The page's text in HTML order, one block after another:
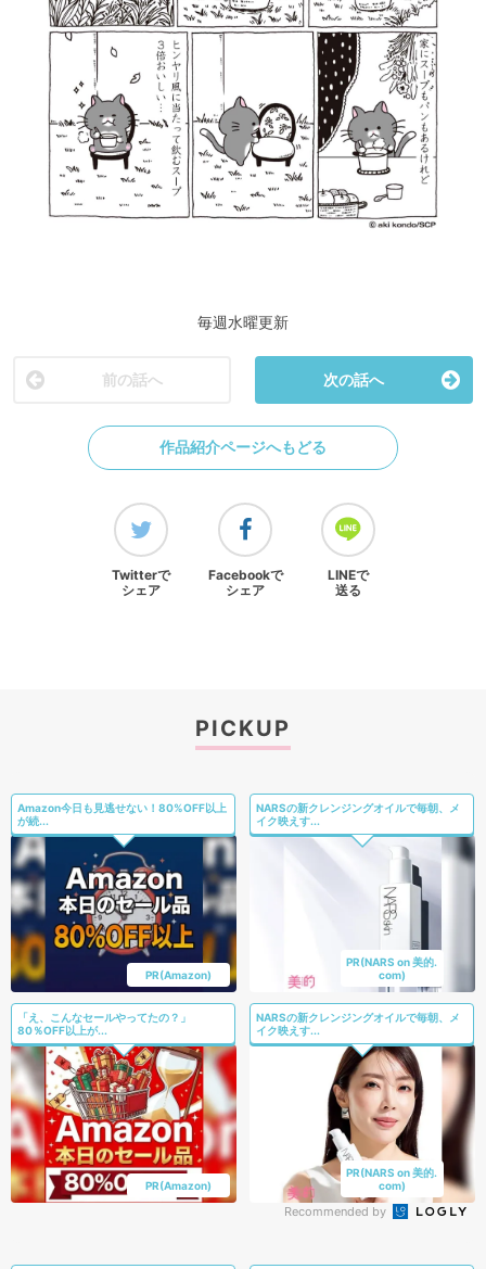
毎週水曜更新
前の話へ 次の話へ
作品紹介ページへもどる
Twitterで
シェア
Facebookで
シェア
LINEで
送る
PICKUP
Amazon今日も見逃せない！80%OFF以上
が続...
PR(Amazon)
NARSの新クレンジングオイルで毎朝、メ
イク映えす...
PR(NARS on 美的.
com)
「え、こんなセールやってたの？」
80％OFF以上が...
PR(Amazon)
NARSの新クレンジングオイルで毎朝、メ
イク映えす...
PR(NARS on 美的.
com)
Recommended by